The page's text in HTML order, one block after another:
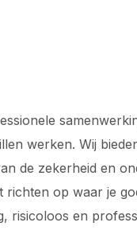
werken. Wij
de zekerheid en
op waar je
risicoloos en